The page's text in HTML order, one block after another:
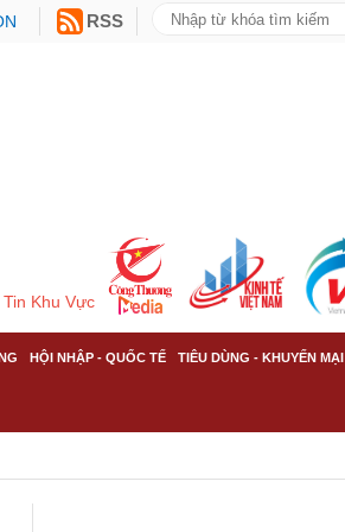
RSS
Tin Khu Vực
HỘI NHẬP - QUỐC TẾ TIÊU DÙNG - KHUYẾN MẠI